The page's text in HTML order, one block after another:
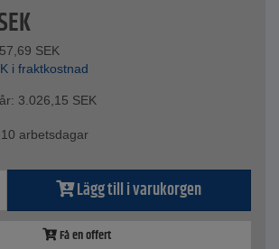
SEK
i fraktkostnad
3.026,15 SEK
arbetsdagar
Lägg till i varukorgen
Få en offert